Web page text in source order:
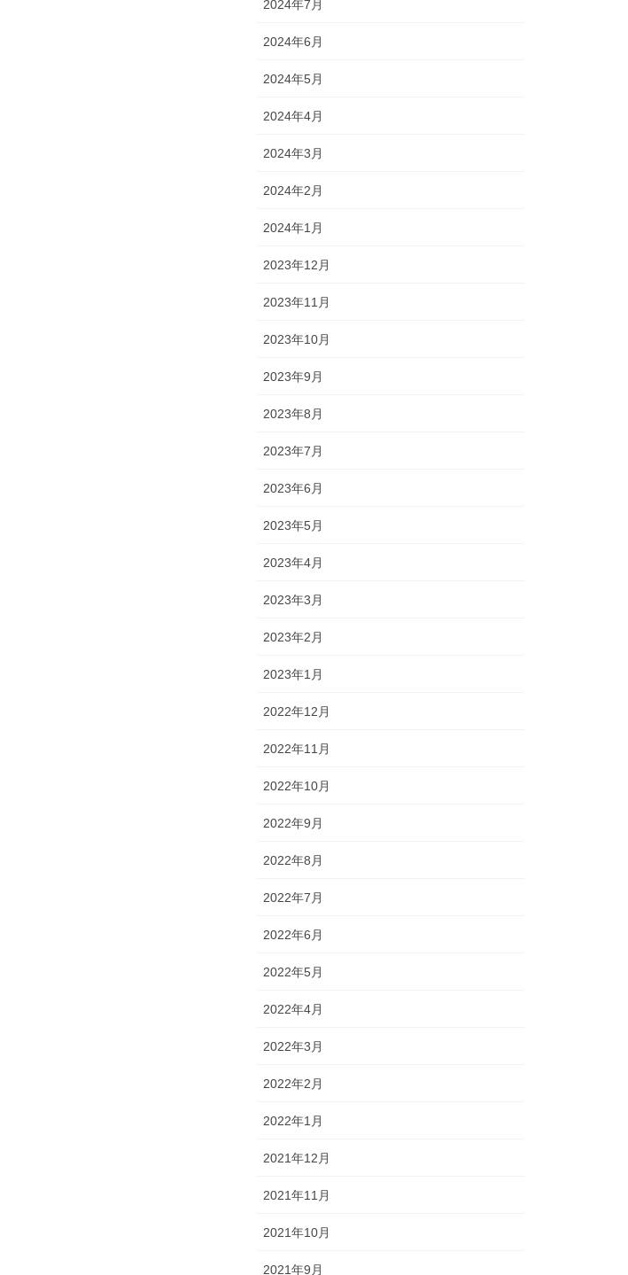
2024年7月
2024年6月
2024年5月
2024年4月
2024年3月
2024年2月
2024年1月
2023年12月
2023年11月
2023年10月
2023年9月
2023年8月
2023年7月
2023年6月
2023年5月
2023年4月
2023年3月
2023年2月
2023年1月
2022年12月
2022年11月
2022年10月
2022年9月
2022年8月
2022年7月
2022年6月
2022年5月
2022年4月
2022年3月
2022年2月
2022年1月
2021年12月
2021年11月
2021年10月
2021年9月